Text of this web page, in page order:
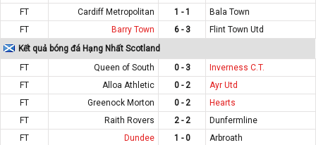
FT
Cardiff Metropolitan 1 - 1
Bala Town
FT
Barry Town 6 - 3
Flint Town Utd
Kết quả bóng đá Hạng Nhất Scotland
FT
Queen of South 0 - 3
Inverness C.T.
FT
Alloa Athletic 0 - 2
Ayr Utd
FT
Greenock Morton 0 - 2
Hearts
FT
Raith Rovers 2 - 2
Dunfermline
FT
Dundee 1 - 0
Arbroath